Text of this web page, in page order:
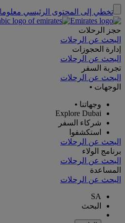
تخطي إلى المحتوى الرئيسي
حجز الرحلات
البحث عن الرحلات
إدارة الحجوزات
البحث عن الرحلات
تجربة السفر
البحث عن الرحلات
الوجهات •
وجهاتنا •
Explore Dubai
شركاء السفر
استكشفوا
البحث عن الرحلات
برنامج الولاء
البحث عن الرحلات
المساعدة
البحث عن الرحلات
SA
البحث